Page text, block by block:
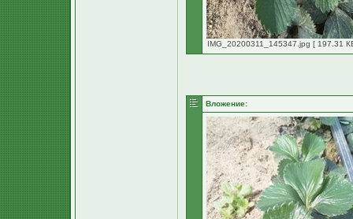
IMG_20200311_145347.jpg [ 197.31
Вложение: